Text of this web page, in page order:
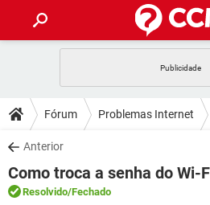
CELULAR
OUTLOOK
INSTAGRAM
GUIA DE COMPRAS
DICAS
JOGOS
OUTLOOK
DOWNLOADS
JOGOS
CELULAR
FÓRUM
Fórum Problemas Internet
Anterior
Como troca a senha do Wi-
Resolvido/Fechado